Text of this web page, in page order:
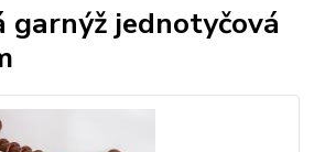
garnýž jednotyčová